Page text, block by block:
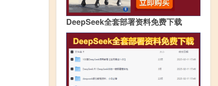
DeepSeek全套部署资料免费下载